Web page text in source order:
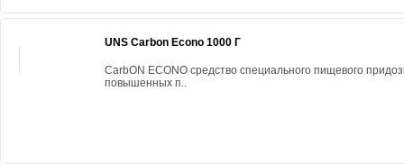
UNS Carbon Econo 1000 Г
CarbON ECONO средство специального пищевого
повышенных п..